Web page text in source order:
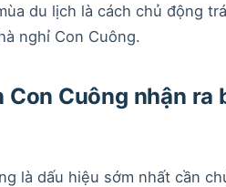
du lịch là cách chủ động
nghỉ Con Cuông.
Con Cuông nhận ra
là dấu hiệu sớm nhất cần